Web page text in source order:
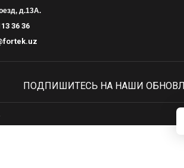
д.13А.
36 36
ПОДПИШИТЕСЬ НА НАШИ